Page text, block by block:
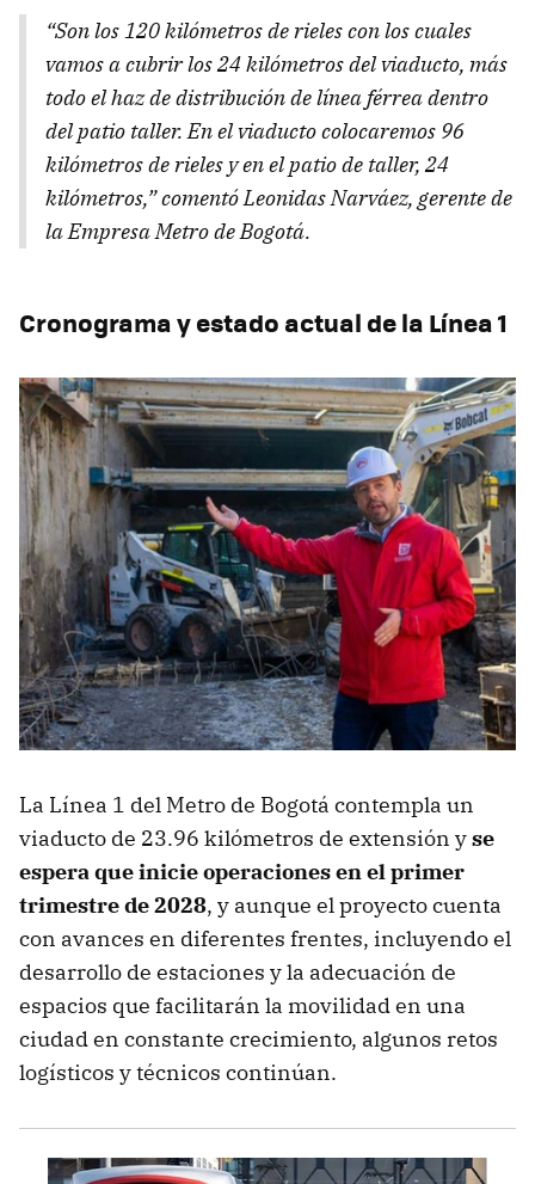
“Son los 120 kilómetros de rieles con los cuales
vamos a cubrir los 24 kilómetros del viaducto, más
todo el haz de distribución de línea férrea dentro
del patio taller. En el viaducto colocaremos 96
kilómetros de rieles y en el patio de taller, 24
kilómetros,” comentó Leonidas Narváez, gerente de
la Empresa Metro de Bogotá.
Cronograma y estado actual de la Línea 1
La Línea 1 del Metro de Bogotá contempla un
viaducto de 23.96 kilómetros de extensión yse
espera que inicie operaciones en el primer
trimestre de 2028, y aunque el proyecto cuenta
con avances en diferentes frentes, incluyendo el
desarrollo de estaciones y la adecuación de
espacios que facilitarán la movilidad en una
ciudad en constante crecimiento, algunos retos
logísticos y técnicos continúan.